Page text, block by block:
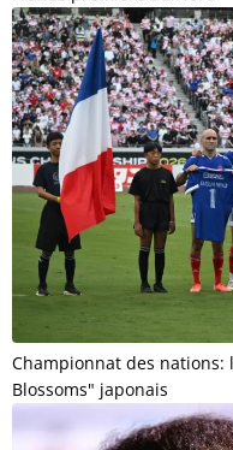
Championnat des nations:
Blossoms" japonais